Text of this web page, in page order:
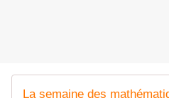
La semaine des